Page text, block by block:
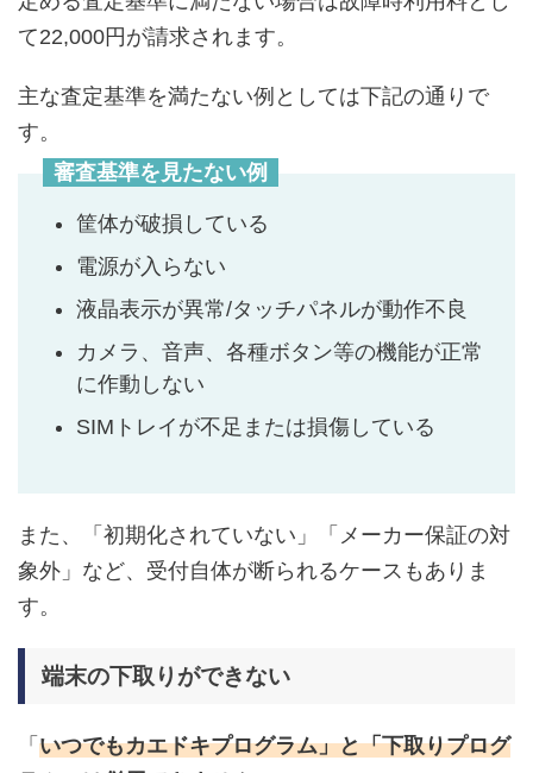
て22,000円が請求されます。
主な査定基準を満たない例としては下記の通りで
す。
審査基準を見たない例
筐体が破損している
電源が入らない
液晶表示が異常/タッチパネルが動作不良
カメラ、音声、各種ボタン等の機能が正常
に作動しない
SIMトレイが不足または損傷している
また、「初期化されていない」「メーカー保証の対
象外」など、受付自体が断られるケースもありま
す。
端末の下取りができない
「 いつでもカエドキプログラム」と「下取りプログ